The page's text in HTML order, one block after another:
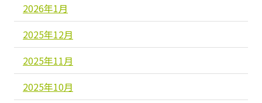
2026年1月
2025年12月
2025年11月
2025年10月